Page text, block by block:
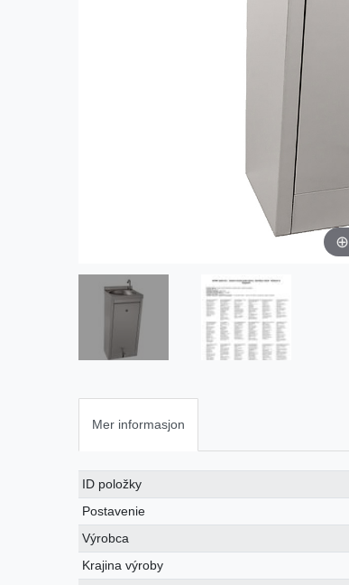
Mer informasjon
ID položky
Postavenie
Výrobca
Krajina výroby